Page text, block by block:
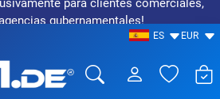
para clientes comerciales,
gubernamentales!
ES EUR